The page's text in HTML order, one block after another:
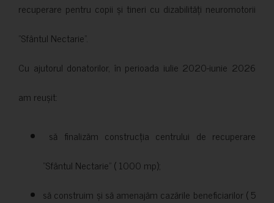
recuperare pentru copii și tineri cu dizabilități neuromotorii
”Sfântul Nectarie”.
Cu ajutorul donatorilor, în perioada iulie 2020-iunie 2026
am reușit:
să finalizăm construcția centrului de recuperare
”Sfântul Nectarie” ( 1000 mp);
să construim și să amenajăm cazările beneficiarilor ( 5